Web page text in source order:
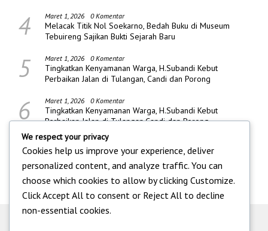
4 Maret 1, 2026 0 Komentar
Melacak Titik Nol Soekarno, Bedah Buku di Museum
Tebuireng Sajikan Bukti Sejarah Baru
5 Maret 1, 2026 0 Komentar
Tingkatkan Kenyamanan Warga, H.Subandi Kebut
Perbaikan Jalan di Tulangan, Candi dan Porong
6 Maret 1, 2026 0 Komentar
Tingkatkan Kenyamanan Warga, H.Subandi Kebut
Perbaikan Jalan di Tulangan,Candi dan Porong
We respect your privacy
Cookies help us improve your experience, deliver
personalized content, and analyze traffic. You can
choose which cookies to allow by clicking Customize.
ClickAccept All to consent or Reject All to decline
non-essential cookies.